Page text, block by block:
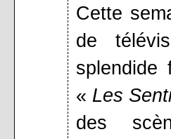
Cette
de
splendide
« Les
des